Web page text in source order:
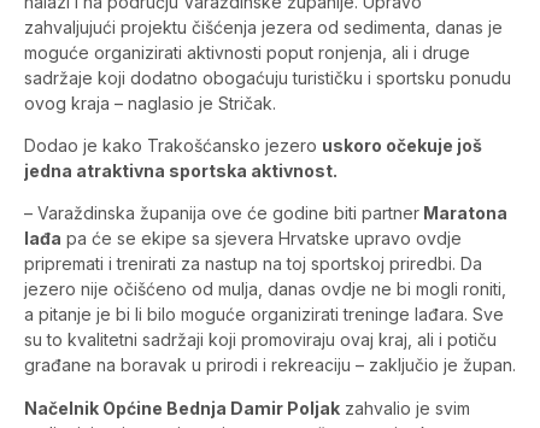
zahvaljujući projektu čišćenja jezera od sedimenta, danas je
moguće organizirati aktivnosti poput ronjenja, ali i druge
sadržaje koji dodatno obogaćuju turističku i sportsku ponudu
ovog kraja – naglasio je Stričak.
Dodao je kako Trakošćansko jezero uskoro očekuje još
jedna atraktivna sportska aktivnost.
– Varaždinska županija ove će godine biti partner Maratona
lađa pa će se ekipe sa sjevera Hrvatske upravo ovdje
pripremati i trenirati za nastup na toj sportskoj priredbi. Da
jezero nije očišćeno od mulja, danas ovdje ne bi mogli roniti,
a pitanje je bi li bilo moguće organizirati treninge lađara. Sve
su to kvalitetni sadržaji koji promoviraju ovaj kraj, ali i potiču
građane na boravak u prirodi i rekreaciju – zaključio je župan.
Načelnik Općine Bednja Damir Poljak zahvalio je svim